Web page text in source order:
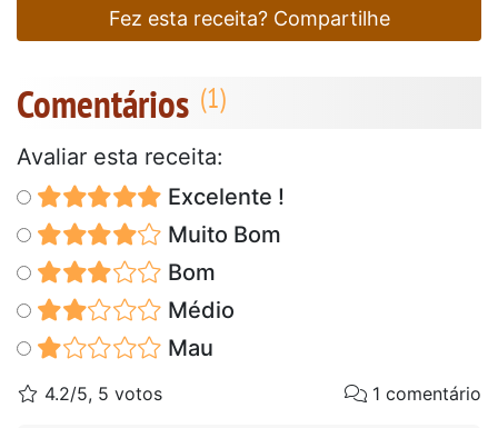
Fez esta receita? Compartilhe
Comentários
Avaliar esta receita:
Excelente !
Muito Bom
Bom
Médio
Mau
4.2/5, 5 votos 1 comentário